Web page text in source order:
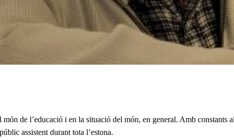
de l’educació i en la situació del món, en general. Amb constants
assistent durant tota l’estona.